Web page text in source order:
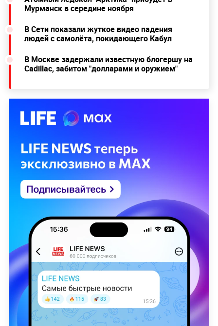
Мурманск в середине ноября
В Сети показали жуткое видео падения
людей с самолёта, покидающего Кабул
В Москве задержали известную блогершу на
Cadillac, забитом "долларами и оружием"